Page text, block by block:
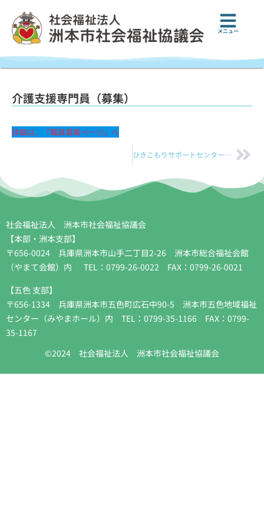
メニュー
介護支援専門員（募集）
詳細は、「職員募集ページ」へ
ひきこもりサポートセンター「つぼみ」
社会福祉法人 洲本市社会福祉協議会
【本部・洲本支部】
〒656-0024 兵庫県洲本市山手二丁目2-26 洲本市総合福祉会館
（やまて会館）内 TEL：0799-26-0022 FAX：0799-26-0021
【五色 支部】
〒656-1334 兵庫県洲本市五色町広石中90-5 洲本市五色地域福祉
センター（みやまホール）内 TEL：0799-35-1166 FAX：0799-
35-1167
©2024 社会福祉法人 洲本市社会福祉協議会